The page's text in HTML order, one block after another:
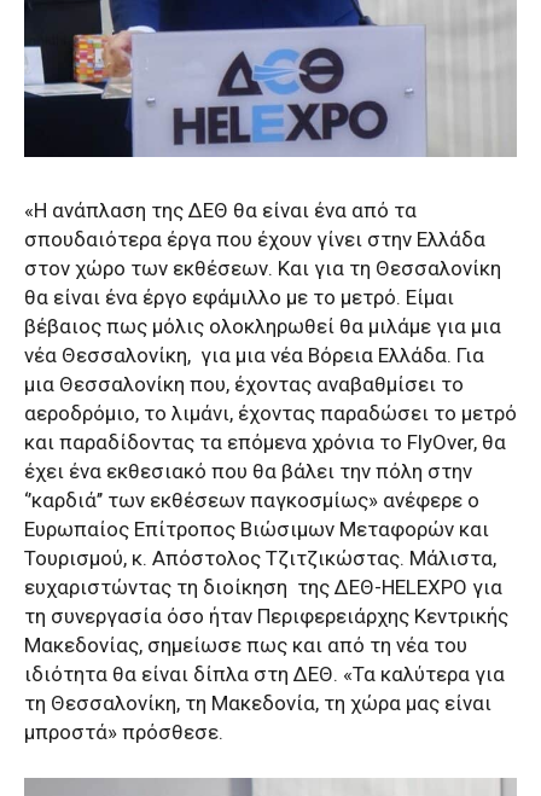
«Η ανάπλαση της ΔΕΘ θα είναι ένα από τα
σπουδαιότερα έργα που έχουν γίνει στην Ελλάδα
στον χώρο των εκθέσεων. Και για τη Θεσσαλονίκη
θα είναι ένα έργο εφάμιλλο με το μετρό. Είμαι
βέβαιος πως μόλις ολοκληρωθεί θα μιλάμε για μια
νέα Θεσσαλονίκη, για μια νέα Βόρεια Ελλάδα. Για
μια Θεσσαλονίκη που, έχοντας αναβαθμίσει το
αεροδρόμιο, το λιμάνι, έχοντας παραδώσει το μετρό
και παραδίδοντας τα επόμενα χρόνια το FlyOver, θα
έχει ένα εκθεσιακό που θα βάλει την πόλη στην
‘’καρδιά’’ των εκθέσεων παγκοσμίως» ανέφερε ο
Ευρωπαίος Επίτροπος Βιώσιμων Μεταφορών και
Τουρισμού, κ. Απόστολος Τζιτζικώστας. Μάλιστα,
ευχαριστώντας τη διοίκηση της ΔΕΘ-HELEXPO για
τη συνεργασία όσο ήταν Περιφερειάρχης Κεντρικής
Μακεδονίας, σημείωσε πως και από τη νέα του
ιδιότητα θα είναι δίπλα στη ΔΕΘ. «Τα καλύτερα για
τη Θεσσαλονίκη, τη Μακεδονία, τη χώρα μας είναι
μπροστά» πρόσθεσε.